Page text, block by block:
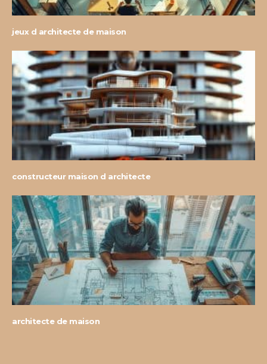
jeux d architecte de maison
constructeur maison d architecte
architecte de maison